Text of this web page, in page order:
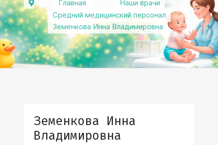
Главная
Наши врачи
Средний медицинский персонал
Земенкова Инна Владимировна
Земенкова Инна
Владимировна